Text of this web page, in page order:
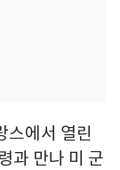
스에서 열린
과 만나 미 군